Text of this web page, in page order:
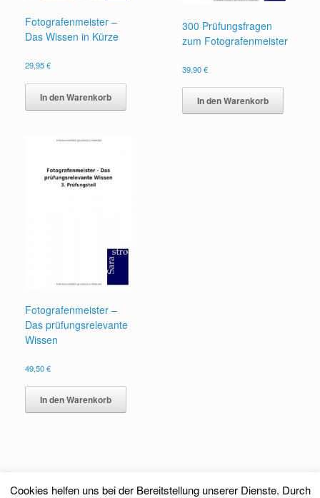
Fotografenmeister –
Das Wissen in Kürze
29,95€
In den Warenkorb
300 Prüfungsfragen
zum Fotografenmeister
39,90€
In den Warenkorb
Fotografenmeister –
Das prüfungsrelevante
Wissen
49,50€
In den Warenkorb
Cookies helfen uns bei der Bereitstellung unserer Dienste. Durch